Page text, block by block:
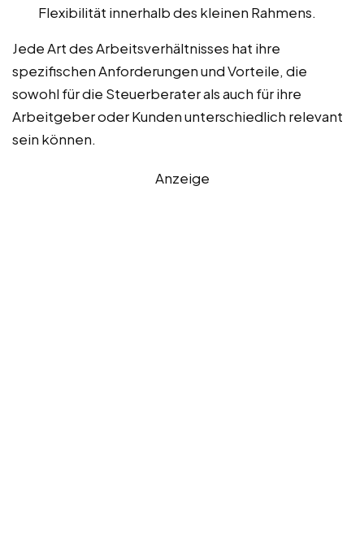
Flexibilität innerhalb des kleinen Rahmens.
Jede Art des Arbeitsverhältnisses hat ihre
spezifischen Anforderungen und Vorteile, die
sowohl für die Steuerberater als auch für ihre
Arbeitgeber oder Kunden unterschiedlich relevant
sein können.
Anzeige